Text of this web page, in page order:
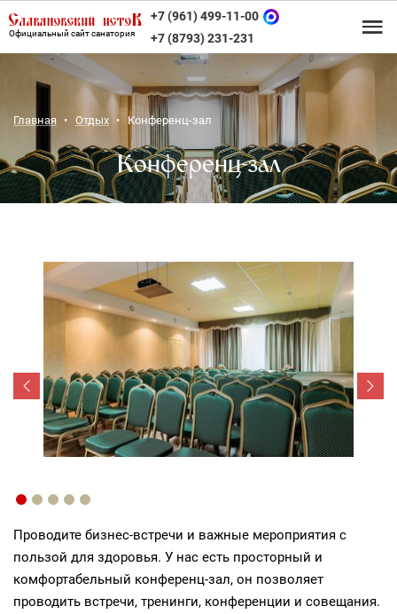
Официальный сайт санатория
+7 (961) 499-11-00
+7 (8793) 231-231
Главная Отдых Конференц-зал
Конференц-зал
Проводите бизнес-встречи и важные мероприятия с
пользой для здоровья. У нас есть просторный и
комфортабельный конференц-зал, он позволяет
проводить встречи, тренинги, конференции и совещания.